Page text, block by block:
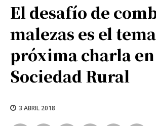
El desafío de
malezas es el
próxima charla en
Sociedad Rural
3 ABRIL 2018